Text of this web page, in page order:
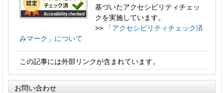
基づいたアクセシビリティチェッ
クを実施しています。
>>
「アクセシビリティチェック済
みマーク」について
この記事には外部リンクが含まれています。
お問い合わせ